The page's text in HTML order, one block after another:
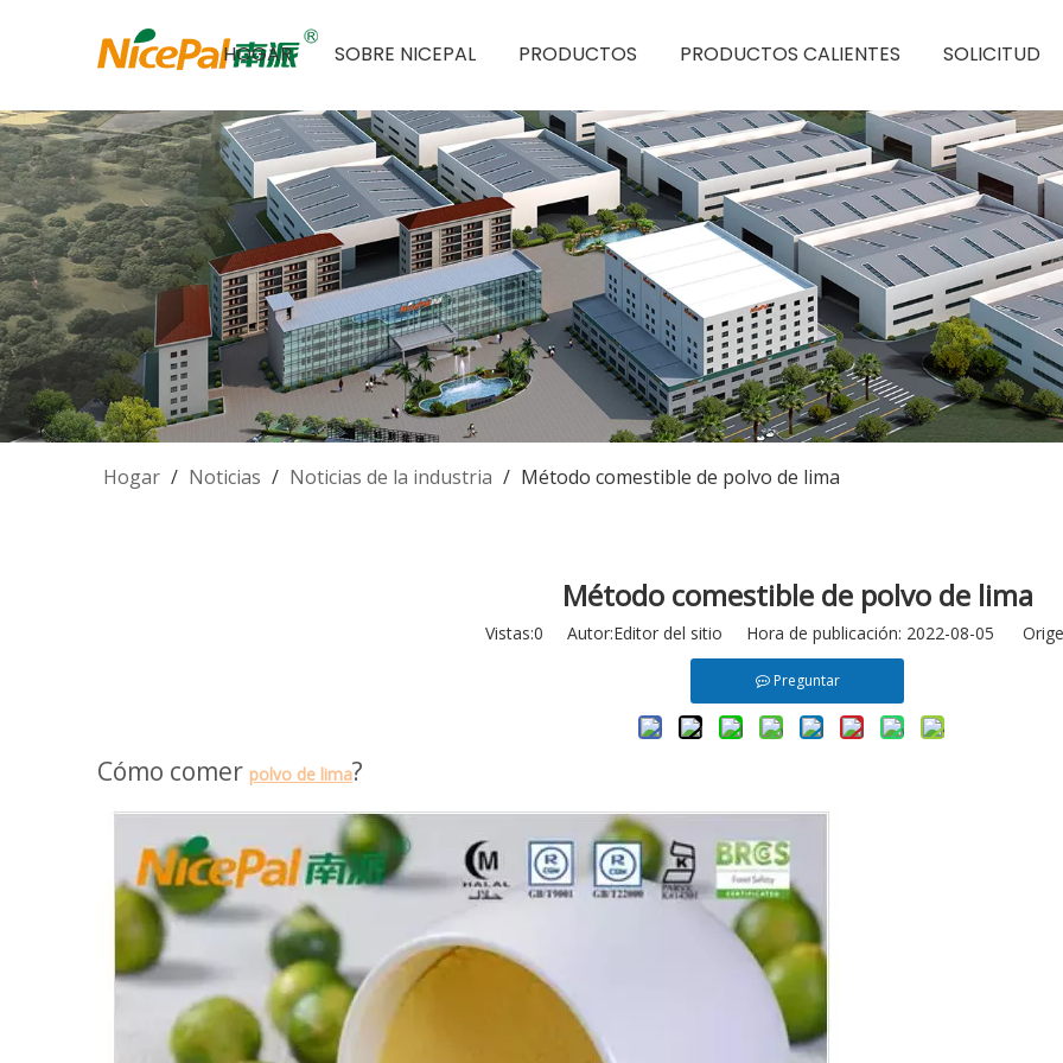
HOGAR SOBRE NICEPAL PRODUCTOS PRODUCTOS CALIENTES SOLICITUD
Hogar / Noticias / Noticias de la industria / Método comestible de polvo de lima
Método comestible de polvo de lima
Vistas:0 Autor:Editor del sitio Hora de publicación: 2022-08-05
Preguntar
Cómo comer polvo de lima?